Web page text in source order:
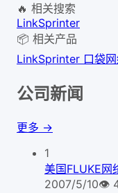
🔥 相关搜索
LinkSprinter
📦 相关产品
LinkSprinter 口袋
公司新闻
更多 →
1
美国FLUKE网
2007/5/10👁